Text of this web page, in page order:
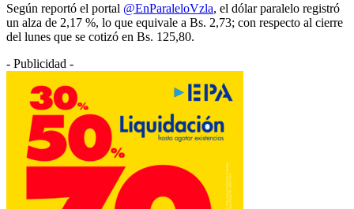
Según reportó el portal @EnParaleloVzla, el dólar paralelo registró
un alza de 2,17 %, lo que equivale a Bs. 2,73; con respecto al cierre
del lunes que se cotizó en Bs. 125,80.
- Publicidad -